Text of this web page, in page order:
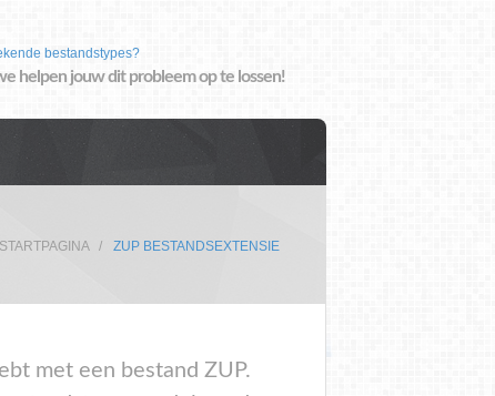
bestandstypes?
helpen jouw dit probleem op te lossen!
STARTPAGINA ZUP BESTANDSEXTENSIE
met een bestand ZUP.